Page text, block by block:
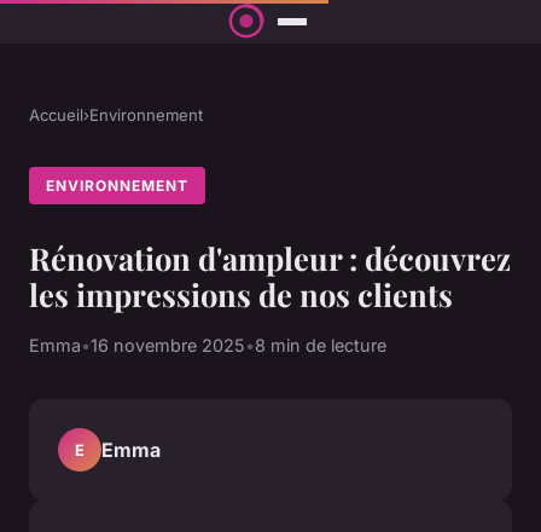
Accueil›Environnement
ENVIRONNEMENT
Rénovation d'ampleur : découvrez
les impressions de nos clients
Emma•16 novembre 2025•8 min de lecture
E Emma